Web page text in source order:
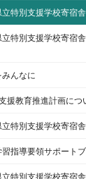
特別支援学校寄宿
特別支援学校寄宿
んなに
援教育推進計画につ
特別支援学校寄宿
指導要領サポートブ
特別支援学校寄宿